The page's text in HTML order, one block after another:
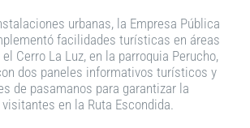
urbanas, la Empresa Pública
facilidades turísticas en áreas
Cerro La Luz, en la parroquia Perucho,
dos paneles informativos turísticos y
de pasamanos para garantizar la
en la Ruta Escondida.